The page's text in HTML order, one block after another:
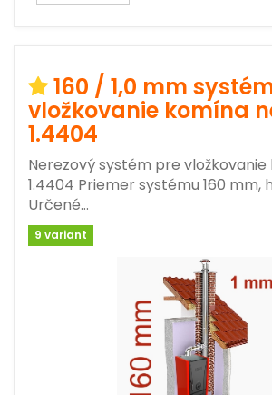
160 / 1,0 mm
vložkovanie komína
1.4404
Nerezový systém pre
1.4404 Priemer systému 160 mm,
Určené…
9 variant